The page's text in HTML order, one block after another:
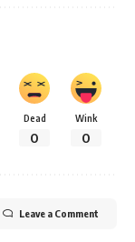
Dead
0
Wink
0
Leave a Comment